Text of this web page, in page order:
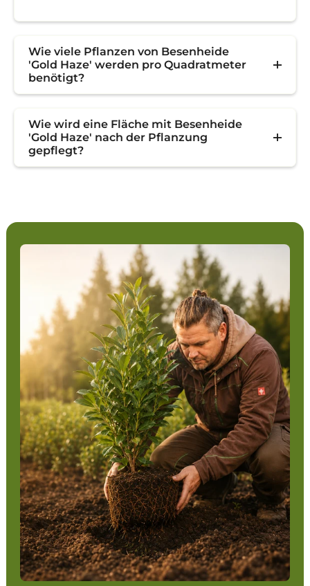
Wie viele Pflanzen von Besenheide
'Gold Haze' werden pro Quadratmeter
benötigt?
Wie wird eine Fläche mit Besenheide
'Gold Haze' nach der Pflanzung
gepflegt?